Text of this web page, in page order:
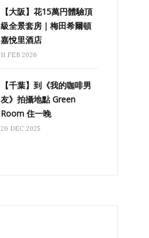
【大阪】花15萬円體驗頂
級全景套房｜梅田希爾頓
嘉悅里酒店
11 FEB 2026
【千葉】到《我的咖啡男
友》拍攝地點 Green
Room 住一晚
26 DEC 2025